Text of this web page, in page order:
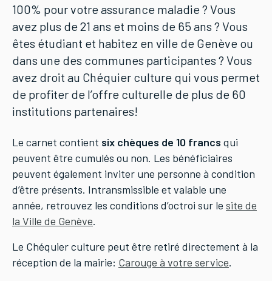
100% pour votre assurance maladie ? Vous
avez plus de 21 ans et moins de 65 ans ? Vous
êtes étudiant et habitez en ville de Genève ou
dans une des communes participantes ? Vous
avez droit au Chéquier culture qui vous permet
de profiter de l’offre culturelle de plus de 60
institutions partenaires!
Le carnet contient six chèques de 10 francs qui
peuvent être cumulés ou non. Les bénéficiaires
peuvent également inviter une personne à condition
d’être présents. Intransmissible et valable une
année, retrouvez les conditions d’octroi sur le site de
la Ville de Genève.
Le Chéquier culture peut être retiré directement à la
réception de la mairie: Carouge à votre service.